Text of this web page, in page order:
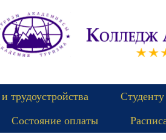
трудоустройства Студенту
Состояние оплаты